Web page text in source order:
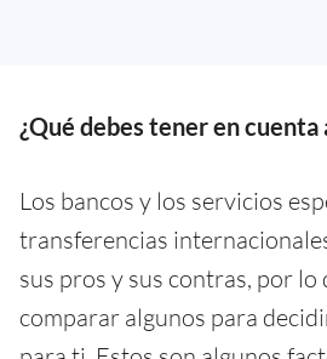
¿Qué debes tener en cuenta
Los bancos y los servicios
transferencias
sus pros y sus contras, por lo
comparar algunos para